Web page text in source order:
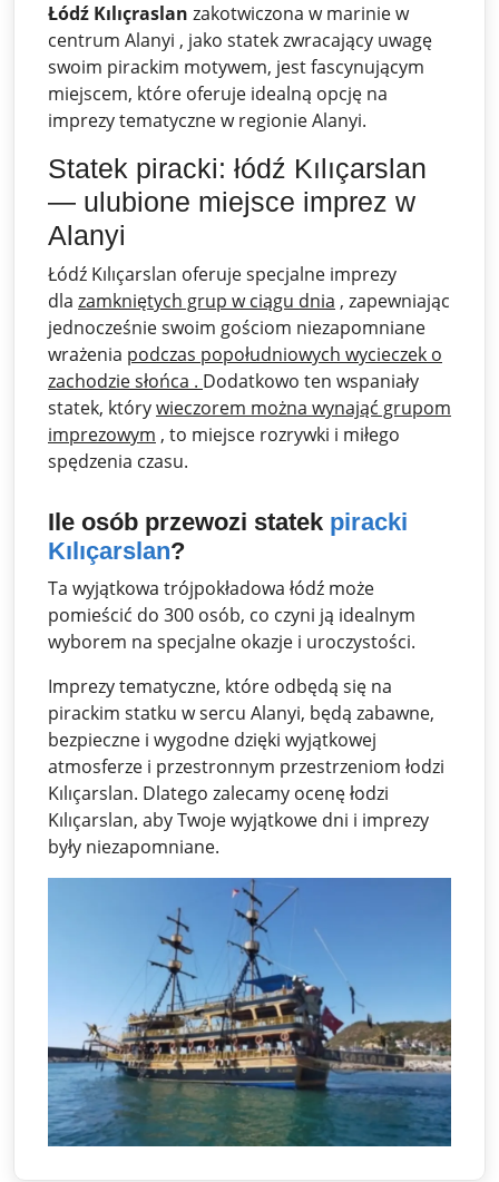
Łódź Kılıçraslan zakotwiczona w marinie w
centrum Alanyi , jako statek zwracający uwagę
swoim pirackim motywem, jest fascynującym
miejscem, które oferuje idealną opcję na
imprezy tematyczne w regionie Alanyi.
Statek piracki: łódź Kılıçarslan
— ulubione miejsce imprez w
Alanyi
Łódź Kılıçarslan oferuje specjalne imprezy
dla zamkniętych grup w ciągu dnia , zapewniając
jednocześnie swoim gościom niezapomniane
wrażenia podczas popołudniowych wycieczek o
zachodzie słońca . Dodatkowo ten wspaniały
statek, którywieczorem można wynająć grupom
imprezowym , to miejsce rozrywki i miłego
spędzenia czasu.
Ile osób przewozi statek piracki
Kılıçarslan?
Ta wyjątkowa trójpokładowa łódź może
pomieścić do 300 osób, co czyni ją idealnym
wyborem na specjalne okazje i uroczystości.
Imprezy tematyczne, które odbędą się na
pirackim statku w sercu Alanyi, będą zabawne,
bezpieczne i wygodne dzięki wyjątkowej
atmosferze i przestronnym przestrzeniom łodzi
Kılıçarslan. Dlatego zalecamy ocenę łodzi
Kılıçarslan, aby Twoje wyjątkowe dni i imprezy
były niezapomniane.